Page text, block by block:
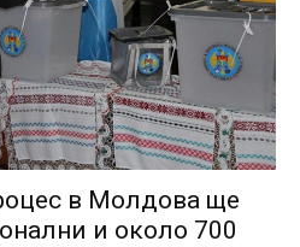
в Молдова ще
и около 700